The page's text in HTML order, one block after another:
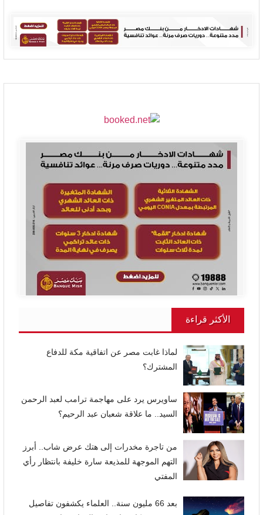
الأكثر قراءة
لماذا غابت مصر عن اتفاقية مكة للدفاع
المشترك؟
ساويرس يرد على مهاجمة ترامب لعبد الرحمن
السيد.. ما علاقة شعبان عبد الرحيم؟
من تاجرة مخدرات إلى هتك عرض شاب.. أبرز
التهم الموجهة للمذيعة سارة خليفة بانتظار رأي
المفتي
بعد 66 مليون سنة.. العلماء يكشفون تفاصيل